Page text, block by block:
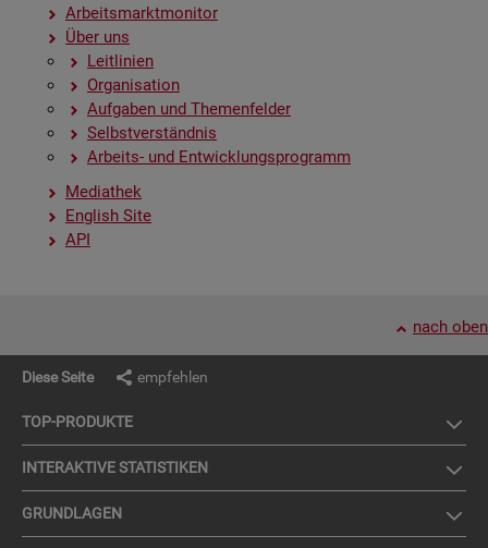
Ar­beits­markt­mo­ni­tor
Über uns
Leit­li­ni­en
Or­ga­ni­sa­ti­on
Auf­ga­ben und The­men­fel­der
Selbst­ver­ständ­nis
Ar­beits- und Ent­wick­lungs­pro­gramm
Me­dia­thek
English Site
API
nach oben
Diese Seite empfehlen
TOP-PRO­DUK­TE
IN­TER­AK­TI­VE STA­TIS­TI­KEN
GRUND­LA­GEN